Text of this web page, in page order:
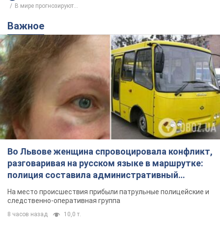
В мире прогнозируют...
Важное
Во Львове женщина спровоцировала конфликт,
разговаривая на русском языке в маршрутке:
полиция составила административный
протокол. Видео
На место происшествия прибыли патрульные полицейские и
следственно-оперативная группа
8 часов назад 10,0 т.